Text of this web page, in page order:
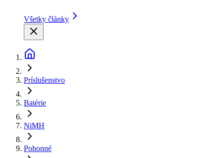
Všetky články
Príslušenstvo
Batérie
NiMH
Pohonné